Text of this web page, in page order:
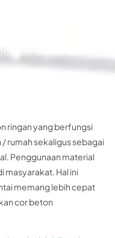
Citicon Teluk Bintuni
ringan yang berfungsi
rumah sekaligus sebagai
Penggunaan material
masyarakat. Hal ini
memang lebih cepat
cor beton